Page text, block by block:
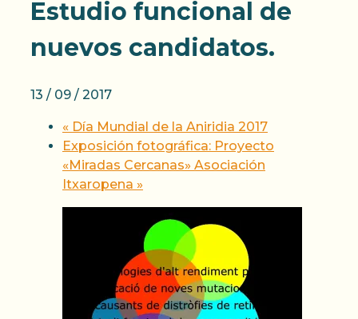
Estudio funcional de
nuevos candidatos.
13 / 09 / 2017
« Día Mundial de la Aniridia 2017
Exposición fotográfica: Proyecto
«Miradas Cercanas» Asociación
Itxaropena »